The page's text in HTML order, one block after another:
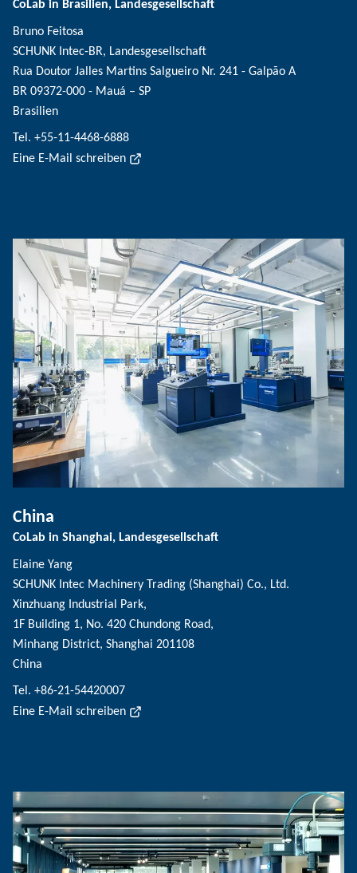
CoLab in Brasilien, Landesgesellschaft
Bruno Feitosa
SCHUNK Intec-BR, Landesgesellschaft
Rua Doutor Jalles Martins Salgueiro Nr. 241 - Galpão A
BR 09372-000 - Mauá – SP
Brasilien
Tel. +55-11-4468-6888
Eine E-Mail schreiben
China
CoLab in Shanghai, Landesgesellschaft
Elaine Yang
SCHUNK Intec Machinery Trading (Shanghai) Co., Ltd.
Xinzhuang Industrial Park,
1F Building 1, No. 420 Chundong Road,
Minhang District, Shanghai 201108
China
Tel. +86-21-54420007
Eine E-Mail schreiben